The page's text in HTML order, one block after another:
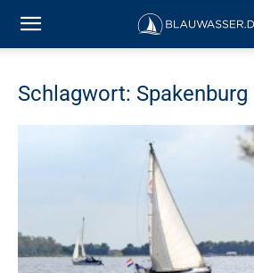
Schlagwort: Spakenburg